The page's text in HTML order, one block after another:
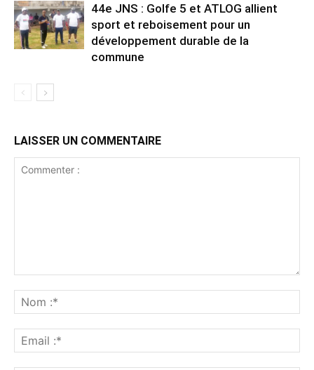
44e JNS : Golfe 5 et ATLOG allient
sport et reboisement pour un
développement durable de la
commune
LAISSER UN COMMENTAIRE